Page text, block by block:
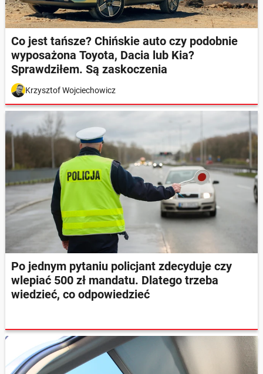
Co jest tańsze? Chińskie auto czy podobnie
wyposażona Toyota, Dacia lub Kia?
Sprawdziłem. Są zaskoczenia
Krzysztof Wojciechowicz
Po jednym pytaniu policjant zdecyduje czy
wlepiać 500 zł mandatu. Dlatego trzeba
wiedzieć, co odpowiedzieć